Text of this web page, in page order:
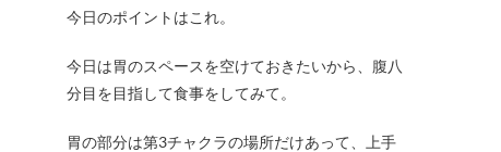
今日のポイントはこれ。
今日は胃のスペースを空けておきたいから、腹八
分目を目指して食事をしてみて。
胃の部分は第3チャクラの場所だけあって、上手